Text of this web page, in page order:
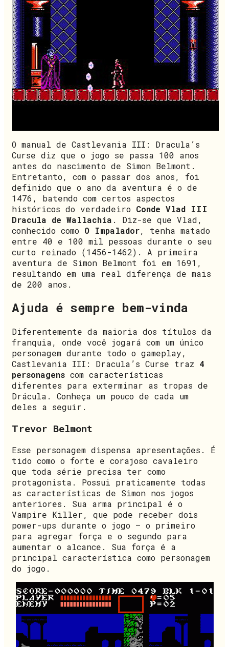
O manual de Castlevania III: Dracula’s
Curse diz que o jogo se passa 100 anos
antes do nascimento de Simon Belmont.
Entretanto, com o passar dos anos, foi
definido que o ano da aventura é o de
1476, batendo com certos aspectos
históricos do verdadeiro Conde Vlad III
Dracula de Wallachia . Diz-se que Vlad,
conhecido como O Impalador, tenha matado
entre 40 e 100 mil pessoas durante o seu
curto reinado (1456-1462). A primeira
aventura de Simon Belmont foi em 1691,
resultando em uma real diferença de mais
de 200 anos.
Ajuda é sempre bem-vinda
Diferentemente da maioria dos títulos da
franquia, onde você jogará com um único
personagem durante todo o gameplay,
Castlevania III: Dracula’s Curse traz 4
personagens com características
diferentes para exterminar as tropas de
Drácula. Conheça um pouco de cada um
deles a seguir.
Trevor Belmont
Esse personagem dispensa apresentações. É
tido como o forte e corajoso cavaleiro
que toda série precisa ter como
protagonista. Possui praticamente todas
as características de Simon nos jogos
anteriores. Sua arma principal é o
Vampire Killer, que pode receber dois
power-ups durante o jogo – o primeiro
para agregar força e o segundo para
aumentar o alcance. Sua força é a
principal característica como personagem
do jogo.